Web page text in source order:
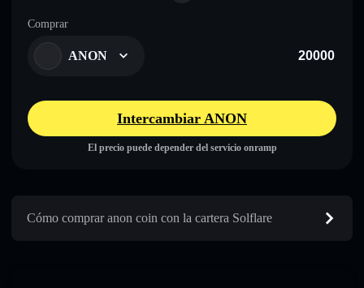
Comprar
ANON
Intercambiar ANON
El precio puede depender del servicio onramp
Cómo comprar anon coin con la cartera Solflare